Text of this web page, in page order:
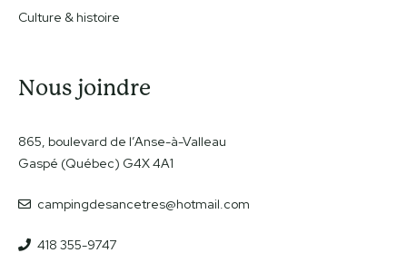
Culture & histoire
Nous joindre
865, boulevard de l’Anse-à-Valleau
Gaspé (Québec) G4X 4A1
campingdesancetres@hotmail.com
418 355-9747